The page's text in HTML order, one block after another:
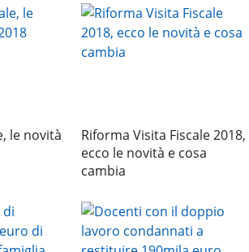
le novità
Riforma Visita Fiscale 2018,
ecco le novità e cosa
cambia